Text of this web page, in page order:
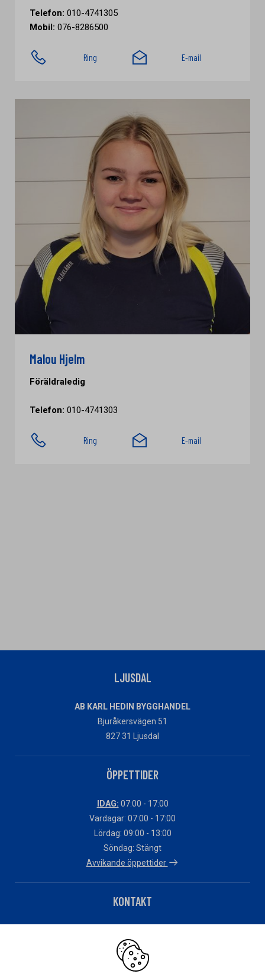
Telefon: 010-4741305
Mobil: 076-8286500
Ring E-mail
Malou Hjelm
Föräldraledig
Telefon: 010-4741303
Ring E-mail
LJUSDAL
AB KARL HEDIN BYGGHANDEL
Bjuråkersvägen 51
827 31 Ljusdal
ÖPPETTIDER
IDAG: 07:00 - 17:00
Vardagar: 07:00 - 17:00
Lördag: 09:00 - 13:00
Söndag: Stängt
Avvikande öppettider
KONTAKT
Har du fakturafrågor?
Klicka här